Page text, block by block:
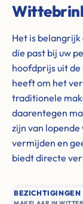
Het is
die past bij uw
hoofdprijs uit
heeft om het
traditionele
daarentegen
zijn van
vermijden en
biedt directe
BEZICHTIGINGEN